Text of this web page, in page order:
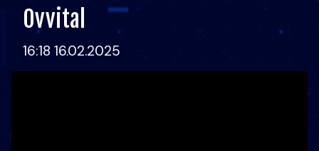
Ovvital
16:18 16.02.2025